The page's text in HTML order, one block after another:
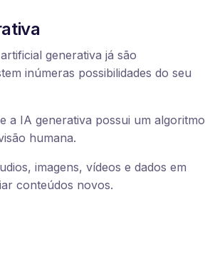
generativa já são
inúmeras possibilidades do seu
a IA generativa possui um algoritmo
humana.
imagens, vídeos e dados em
conteúdos novos.